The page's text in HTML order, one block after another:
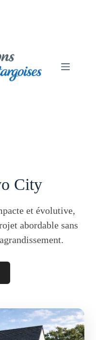
City
et évolutive,
abordable sans